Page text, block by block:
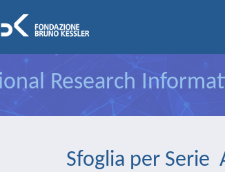
Research
Sfoglia per Serie